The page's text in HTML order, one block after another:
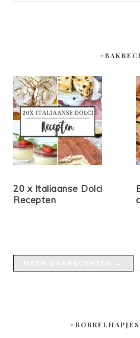
20 x Italiaanse Dolci
Recepten